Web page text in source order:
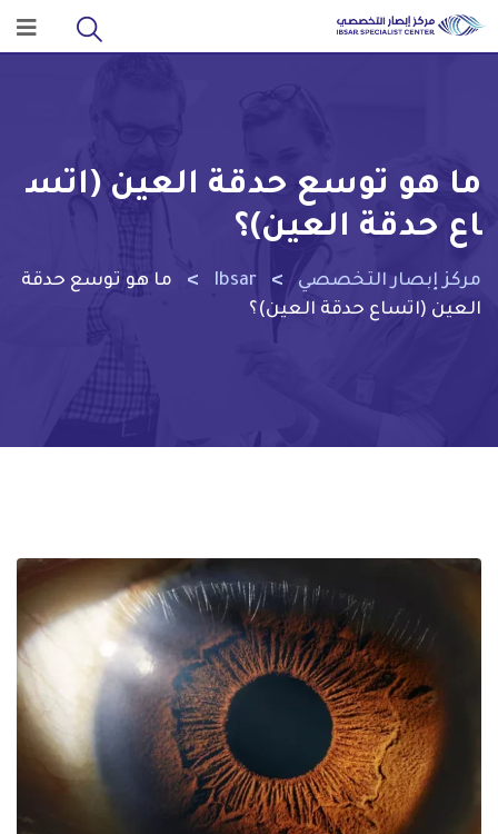
ما هو توسع حدقة العين (اتس
اع حدقة العين)؟
مركز إبصار التخصصي >
Ibsar
>
ما هو توسع حدقة
العين (اتساع حدقة العين)؟